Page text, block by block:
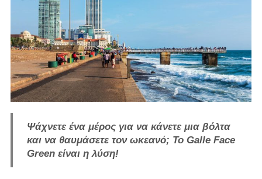
Ψάχνετε ένα μέρος για να κάνετε μια βόλτα
και να θαυμάσετε τον ωκεανό; Το Galle Face
Green είναι η λύση!